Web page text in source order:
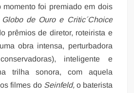
momento foi premiado em dois
Globo de Ouro e Critic´Choice
prêmios de diretor, roteirista e
obra intensa, perturbadora
inteligente e
trilha sonora, com aquela
filmes do Seinfeld, o baterista